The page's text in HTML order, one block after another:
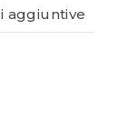
aggiuntive